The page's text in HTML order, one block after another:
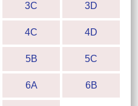
3C 3D
4C 4D
5B 5C
6A 6B